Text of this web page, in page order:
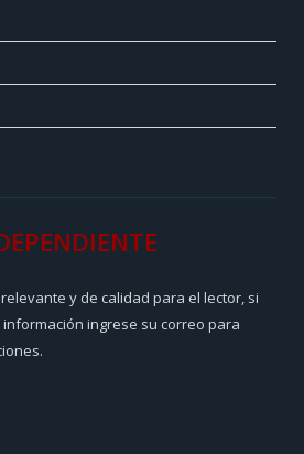
y de calidad para el lector, si
ingrese su correo para